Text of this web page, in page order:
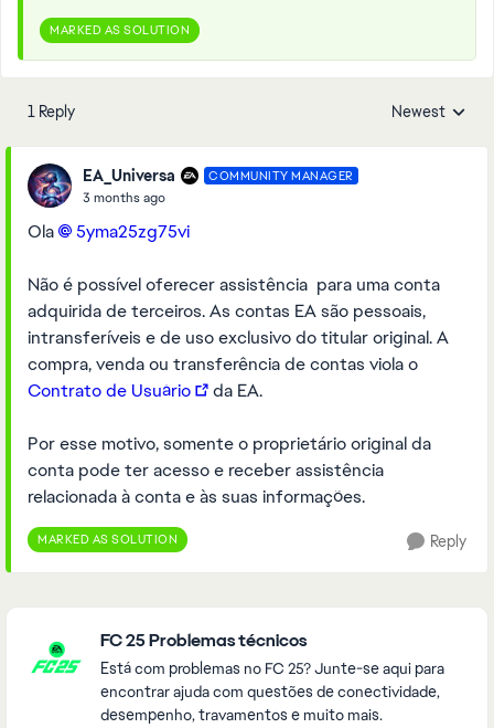
MARKED AS SOLUTION
1 Reply Replies sorted
Newest
EA_Universa COMMUNITY MANAGER
3 months ago
Ola 5yma25zg75vi​
Não é possível oferecer assistência para uma conta
adquirida de terceiros. As contas EA são pessoais,
intransferíveis e de uso exclusivo do titular original. A
compra, venda ou transferência de contas viola o
Contrato de Usuário
da EA.
Por esse motivo, somente o proprietário original da
conta pode ter acesso e receber assistência
relacionada à conta e às suas informações.
MARKED AS SOLUTION Reply
FC 25 Problemas técnicos
Está com problemas no FC 25? Junte-se aqui para
encontrar ajuda com questões de conectividade,
desempenho, travamentos e muito mais.